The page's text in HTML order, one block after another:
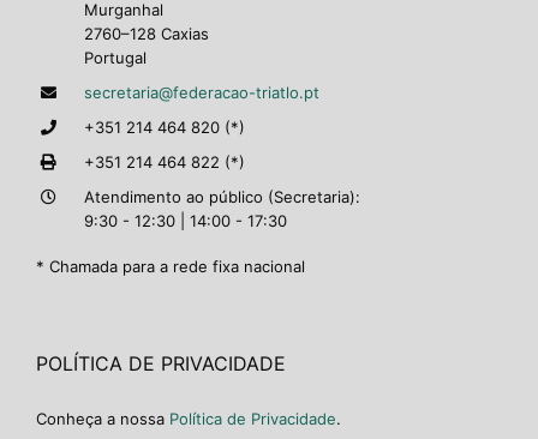
Murganhal
2760–128 Caxias
Portugal
secretaria@federacao-triatlo.pt
+351 214 464 820 (*)
+351 214 464 822 (*)
Atendimento ao público (Secretaria):
9:30 - 12:30 | 14:00 - 17:30
* Chamada para a rede fixa nacional
POLÍTICA DE PRIVACIDADE
Conheça a nossa Política de Privacidade.